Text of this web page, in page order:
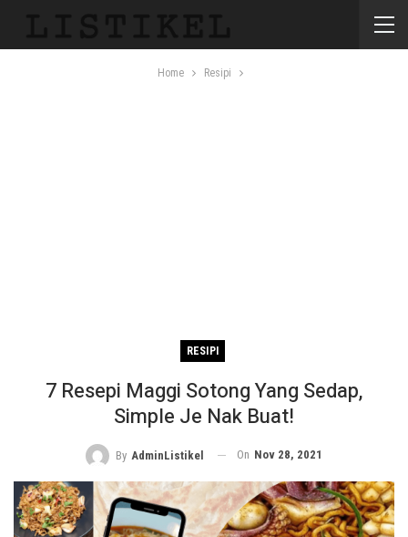
Home Resipi
RESIPI
7 Resepi Maggi Sotong Yang Sedap,
Simple Je Nak Buat!
By AdminListikel On Nov 28, 2021